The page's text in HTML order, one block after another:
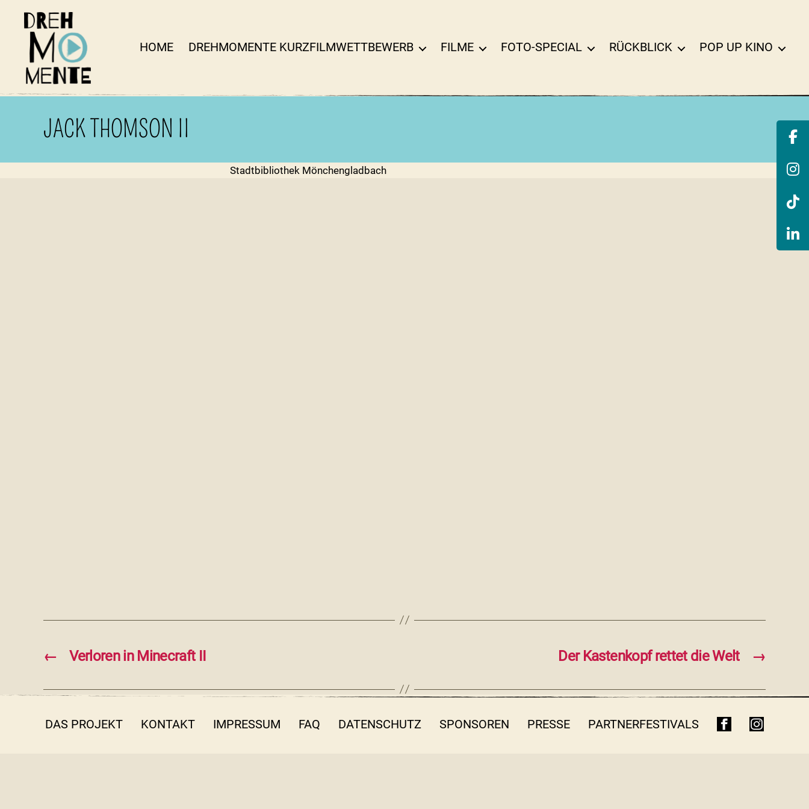
HOME DREHMOMENTE KURZFILMWETTBEWERB FILME FOTO-SPECIAL RÜCKBLICK POP UP KINO
JACK THOMSON II
Stadtbibliothek Mönchengladbach
← Verloren in Minecraft II →
Der Kastenkopf rettet die Welt
DAS PROJEKT KONTAKT IMPRESSUM FAQ DATENSCHUTZ SPONSOREN PRESSE PARTNERFESTIVALS FB INSTA